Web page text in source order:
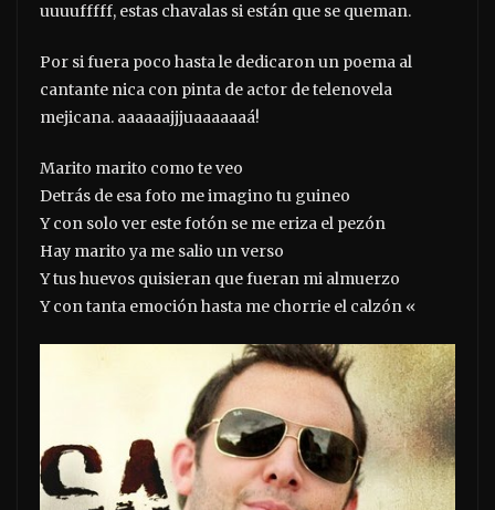
uuuufffff, estas chavalas si están que se queman.
Por si fuera poco hasta le dedicaron un poema al
cantante nica con pinta de actor de telenovela
mejicana. aaaaaajjjuaaaaaaá!
Marito marito como te veo
Detrás de esa foto me imagino tu guineo
Y con solo ver este fotón se me eriza el pezón
Hay marito ya me salio un verso
Y tus huevos quisieran que fueran mi almuerzo
Y con tanta emoción hasta me chorrie el calzón «